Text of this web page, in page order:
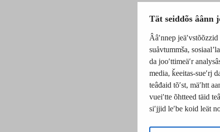
Tät seiddõs âânn
Ââʹnnep
suåvtummša,
da jooʹttimeäʹr
media, ǩeeitas-sueʹrj
teâđaid tõʹst, mäʹhtt
vueiʹtte õhtteed täid
siʹjjid leʹbe koid leät